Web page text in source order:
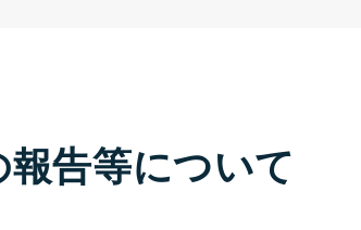
告等について